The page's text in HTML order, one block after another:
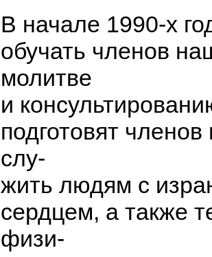
В начале 1990-х
обучать членов
молитве
и
подготовят
слу-
жить людям с
сердцем, а также
физи-